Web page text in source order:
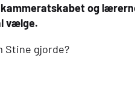
kammeratskabet og
vælge.
Stine gjorde?